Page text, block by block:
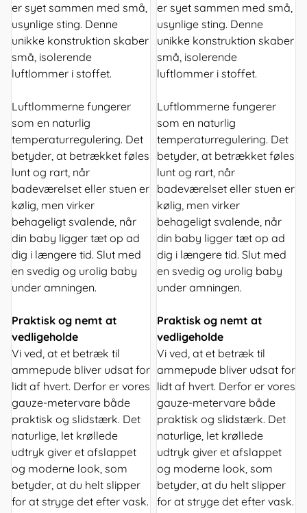
er syet sammen med små,
usynlige sting. Denne
unikke konstruktion skaber
små, isolerende
luftlommer i stoffet.
Luftlommerne fungerer
som en naturlig
temperaturregulering. Det
betyder, at betrækket føles
lunt og rart, når
badeværelset eller stuen er
kølig, men virker
behageligt svalende, når
din baby ligger tæt op ad
dig i længere tid. Slut med
en svedig og urolig baby
under amningen.
Praktisk og nemt at
vedligeholde
Vi ved, at et betræk til
ammepude bliver udsat for
lidt af hvert. Derfor er vores
gauze-metervare både
praktisk og slidstærk. Det
naturlige, let krøllede
udtryk giver et afslappet
og moderne look, som
betyder, at du helt slipper
for at stryge det efter vask.
er syet sammen med små,
usynlige sting. Denne
unikke konstruktion skaber
små, isolerende
luftlommer i stoffet.
Luftlommerne fungerer
som en naturlig
temperaturregulering. Det
betyder, at betrækket føles
lunt og rart, når
badeværelset eller stuen er
kølig, men virker
behageligt svalende, når
din baby ligger tæt op ad
dig i længere tid. Slut med
en svedig og urolig baby
under amningen.
Praktisk og nemt at
vedligeholde
Vi ved, at et betræk til
ammepude bliver udsat for
lidt af hvert. Derfor er vores
gauze-metervare både
praktisk og slidstærk. Det
naturlige, let krøllede
udtryk giver et afslappet
og moderne look, som
betyder, at du helt slipper
for at stryge det efter vask.